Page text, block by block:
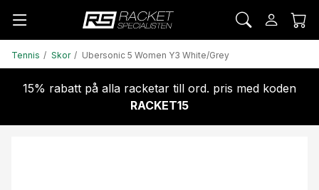
Tennis Skor Ubersonic 5 Women Y3 White/Grey
15% rabatt på alla racketar till ord. pris med koden
RACKET15